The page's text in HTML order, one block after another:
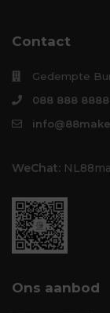
Contact
Gedempte
088 888 8888
WeChat:
Ons aanbod